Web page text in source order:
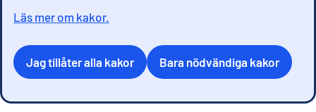
Läs mer om kakor.
Jag tillåter alla kakor Bara nödvändiga kakor